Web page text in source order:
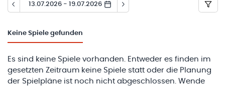
13.07.2026 - 19.07.2026
Keine Spiele gefunden
Es sind keine Spiele vorhanden. Entweder es finden im
gesetzten Zeitraum keine Spiele statt oder die Planung
der Spielpläne ist noch nicht abgeschlossen. Wende